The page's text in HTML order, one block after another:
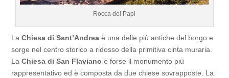
Rocca dei Papi
LaChiesa di Sant’Andrea è una delle più antiche del borgo e
sorge nel centro storico a ridosso della primitiva cinta muraria.
LaChiesa di San Flaviano è forse il monumento più
rappresentativo ed è composta da due chiese sovrapposte. La